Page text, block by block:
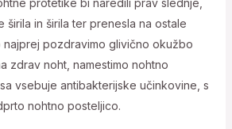
protetike bi naredili prav slednje,
širila in širila ter prenesla na ostale
pozdravimo glivično okužbo
zdrav noht, namestimo nohtno
vsebuje antibakterijske učinkovine, s
nohtno posteljico.